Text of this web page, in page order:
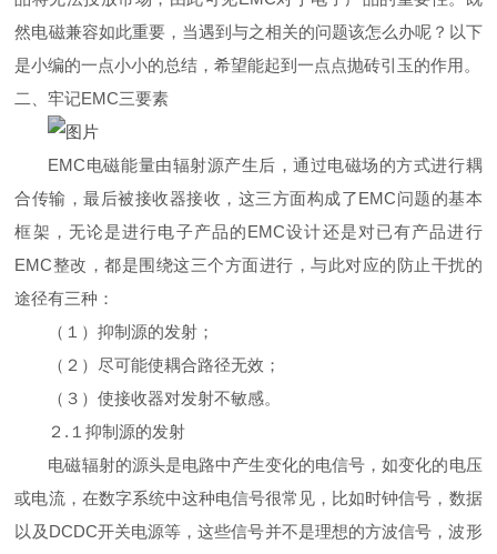
然电磁兼容如此重要，当遇到与之相关的问题该怎么办呢？以下
是小编的一点小小的总结，希望能起到一点点抛砖引玉的作用。
二、牢记EMC三要素
EMC电磁能量由辐射源产生后，通过电磁场的方式进行耦
合传输，最后被接收器接收，这三方面构成了EMC问题的基本
框架，无论是进行电子产品的EMC设计还是对已有产品进行
EMC整改，都是围绕这三个方面进行，与此对应的防止干扰的
途径有三种：
（１）抑制源的发射；
（２）尽可能使耦合路径无效；
（３）使接收器对发射不敏感。
２.１抑制源的发射
电磁辐射的源头是电路中产生变化的电信号，如变化的电压
或电流，在数字系统中这种电信号很常见，比如时钟信号，数据
以及DCDC开关电源等，这些信号并不是理想的方波信号，波形